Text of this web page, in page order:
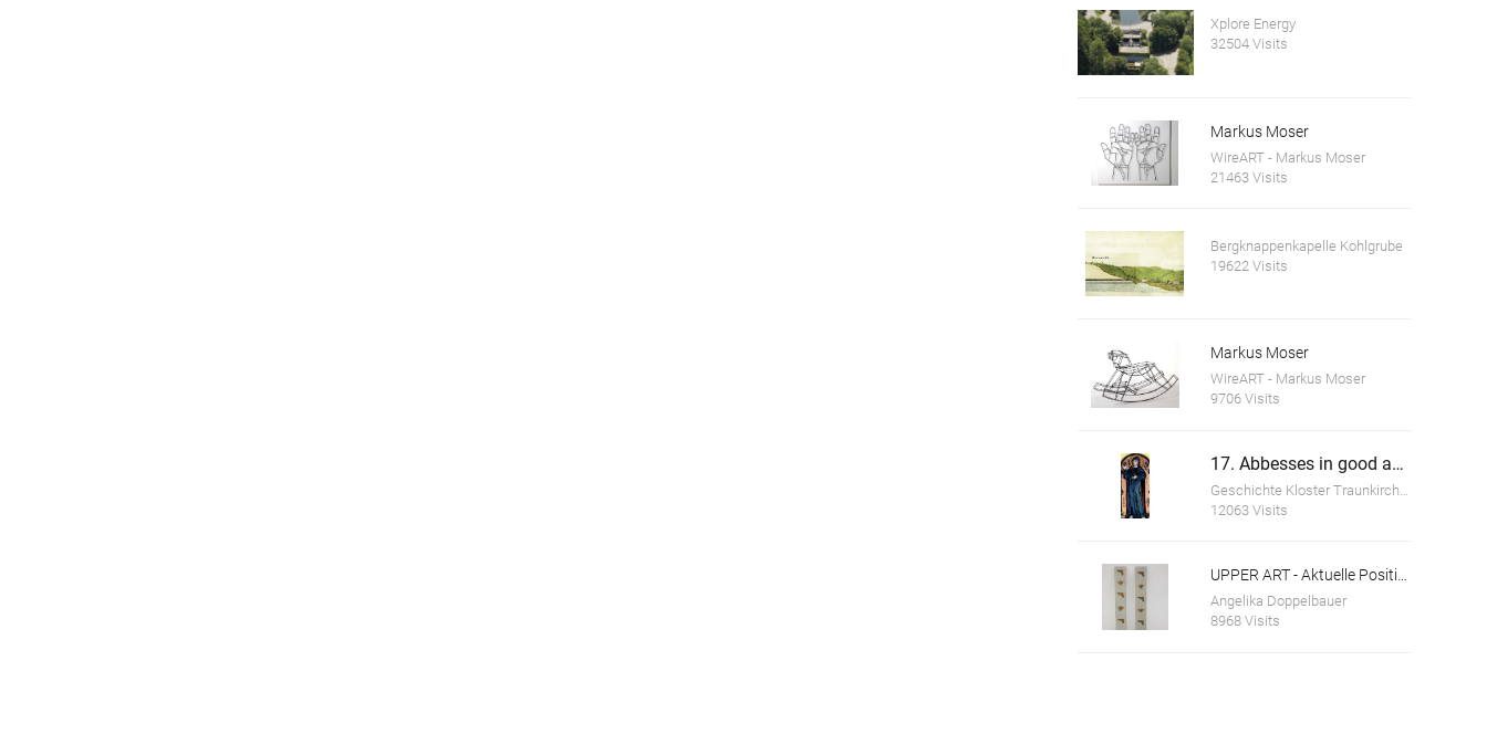
Xplore Energy
32504 Visits
Markus Moser
WireART - Markus Moser
21463 Visits
Bergknappenkapelle Kohlgrube
19622 Visits
Markus Moser
WireART - Markus Moser
9706 Visits
17. Abbesses in good and bad times
12063 Visits
Angelika Doppelbauer
8968 Visits